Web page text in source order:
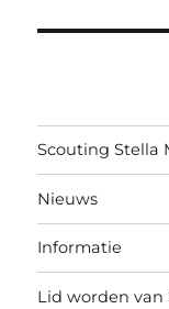
Scouting Stella
Nieuws
Informatie
Lid worden van